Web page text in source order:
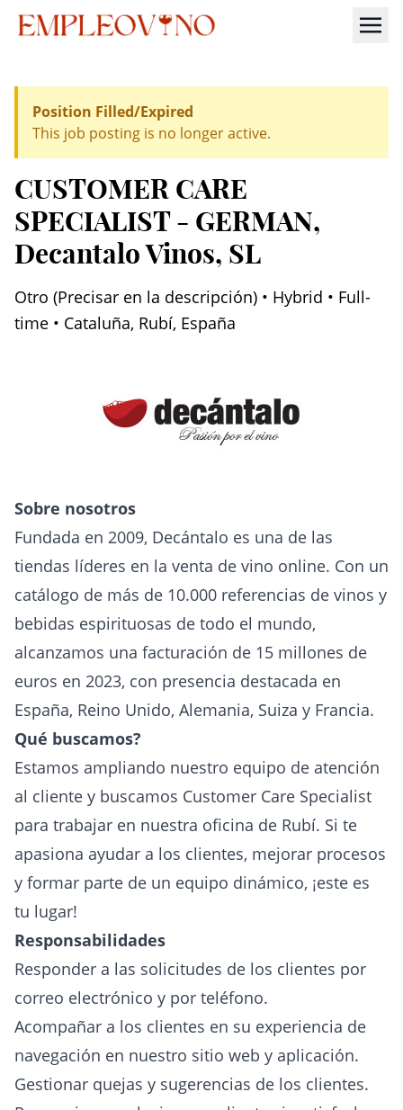
Position Filled/Expired
This job posting is no longer active.
CUSTOMER CARE
SPECIALIST - GERMAN,
Decantalo Vinos, SL
Otro (Precisar en la descripción) • Hybrid • Full-
time • Cataluña, Rubí, España
Sobre nosotros
Fundada en 2009, Decántalo es una de las
tiendas líderes en la venta de vino online. Con un
catálogo de más de 10.000 referencias de vinos y
bebidas espirituosas de todo el mundo,
alcanzamos una facturación de 15 millones de
euros en 2023, con presencia destacada en
España, Reino Unido, Alemania, Suiza y Francia.
Qué buscamos?
Estamos ampliando nuestro equipo de atención
al cliente y buscamos Customer Care Specialist
para trabajar en nuestra oficina de Rubí. Si te
apasiona ayudar a los clientes, mejorar procesos
y formar parte de un equipo dinámico, ¡este es
tu lugar!
Responsabilidades
Responder a las solicitudes de los clientes por
correo electrónico y por teléfono.
Acompañar a los clientes en su experiencia de
navegación en nuestro sitio web y aplicación.
Gestionar quejas y sugerencias de los clientes.